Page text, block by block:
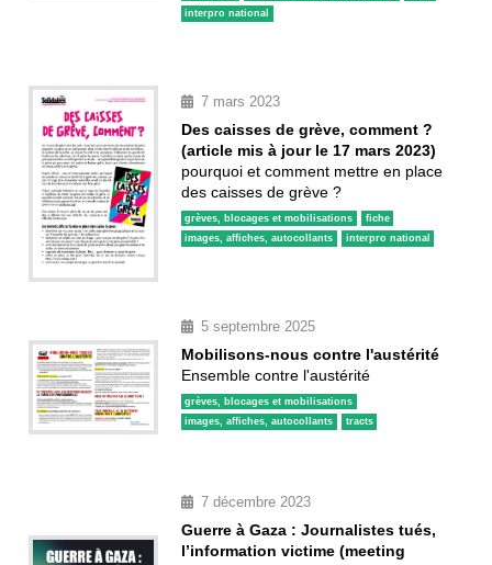
interpro national
7 mars 2023
Des caisses de grève, comment ?
(article mis à jour le 17 mars 2023)
pourquoi et comment mettre en place
des caisses de grève ?
grèves, blocages et mobilisations
fiche
images, affiches, autocollants
interpro national
5 septembre 2025
Mobilisons-nous contre l'austérité
Ensemble contre l'austérité
grèves, blocages et mobilisations
images, affiches, autocollants
tracts
7 décembre 2023
Guerre à Gaza : Journalistes tués,
l’information victime (meeting